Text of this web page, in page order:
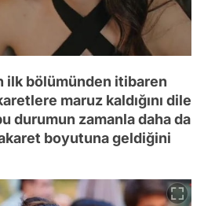
ilk bölümünden itibaren
maruz kaldığını dile
durumun zamanla daha da
boyutuna geldiğini